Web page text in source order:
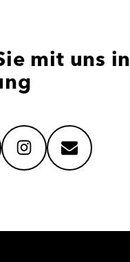
mit uns in
instagrammail